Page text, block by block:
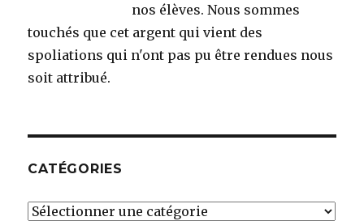
nos élèves. Nous sommes
touchés que cet argent qui vient des
spoliations qui n'ont pas pu être rendues nous
soit attribué.
CATÉGORIES
Catégories